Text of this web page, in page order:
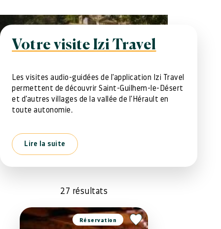
Votre visite Izi Travel
Les visites audio-guidées de l'application Izi Travel
permettent de découvrir Saint-Guilhem-le-Désert
et d'autres villages de la vallée de l'Hérault en
toute autonomie.
Lire la suite
27 résultats
Réservation